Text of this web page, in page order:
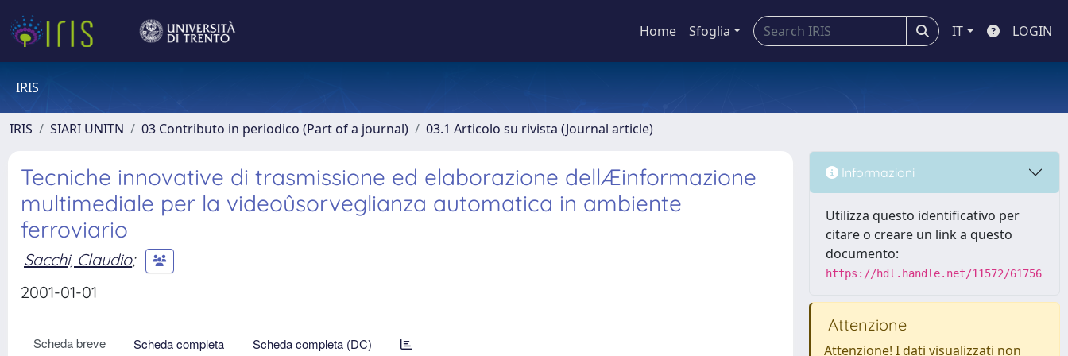
Home Sfoglia IT LOGIN
IRIS
IRIS SIARI UNITN 03 Contributo in periodico (Part of a journal) 03.1 Articolo su rivista (Journal article)
Tecniche innovative di trasmissione ed elaborazione dellÆinformazione
multimediale per la videoûsorveglianza automatica in ambiente
ferroviario
Sacchi, Claudio;
2001-01-01
Scheda breve Scheda completa Scheda completa (DC)
Informazioni
Utilizza questo identificativo per
citare o creare un link a questo
documento:
https://hdl.handle.net/11572/61756
Attenzione
Attenzione! I dati visualizzati non